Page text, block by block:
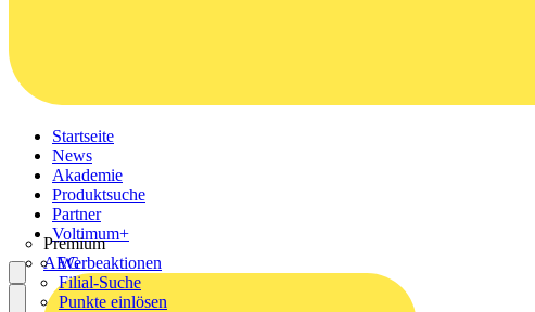
Startseite
News
Akademie
Produktsuche
Partner
Premium
AEG
Voltimum+
Werbeaktionen
Filial-Suche
Punkte einlösen